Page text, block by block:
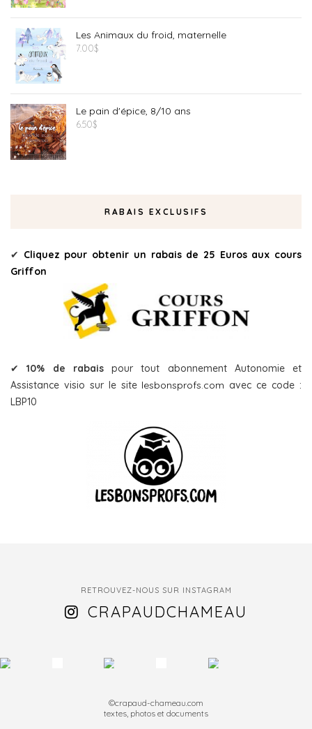
Les Animaux du froid, maternelle
7.00$
Le pain d'épice, 8/10 ans
6.50$
RABAIS EXCLUSIFS
✔ Cliquez pour obtenir un rabais de 25 Euros aux cours
Griffon
✔10% de rabaispour tout abonnement Autonomie et
Assistance visio sur le site lesbonsprofs.com avec ce code :
LBP10
RETROUVEZ-NOUS SUR INSTAGRAM
CRAPAUDCHAMEAU
©crapaud-chameau.com
textes, photos et documents